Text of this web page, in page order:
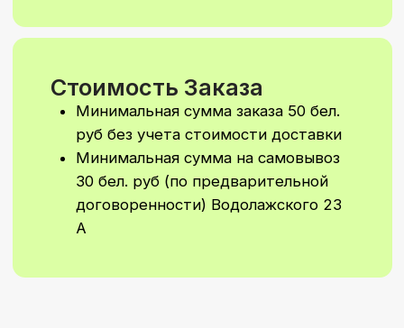
и мы подготовим
Написать в WhatsApp
Написать в Telegram
Подписывайтесь